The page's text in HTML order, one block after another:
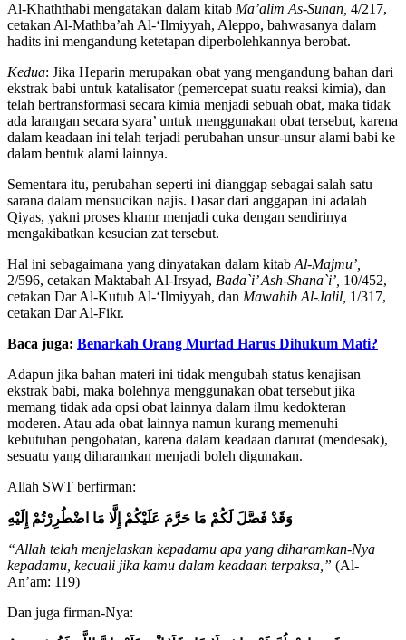
Al-Khaththabi mengatakan dalam kitab Ma’alim As-Sunan, 4/217,
cetakan Al-Mathba’ah Al-‘Ilmiyyah, Aleppo, bahwasanya dalam
hadits ini mengandung ketetapan diperbolehkannya berobat.
Kedua: Jika Heparin merupakan obat yang mengandung bahan dari
ekstrak babi untuk katalisator (pemercepat suatu reaksi kimia), dan
telah bertransformasi secara kimia menjadi sebuah obat, maka tidak
ada larangan secara syara’ untuk menggunakan obat tersebut, karena
dalam keadaan ini telah terjadi perubahan unsur-unsur alami babi ke
dalam bentuk alami lainnya.
Sementara itu, perubahan seperti ini dianggap sebagai salah satu
sarana dalam mensucikan najis. Dasar dari anggapan ini adalah
Qiyas, yakni proses khamr menjadi cuka dengan sendirinya
mengakibatkan kesucian zat tersebut.
Hal ini sebagaimana yang dinyatakan dalam kitab Al-Majmu’,
2/596, cetakan Maktabah Al-Irsyad, Bada`i’ Ash-Shana`i’, 10/452,
cetakan Dar Al-Kutub Al-‘Ilmiyyah, dan Mawahib Al-Jalil, 1/317,
cetakan Dar Al-Fikr.
Baca juga: Benarkah Orang Murtad Harus Dihukum Mati?
Adapun jika bahan materi ini tidak mengubah status kenajisan
ekstrak babi, maka bolehnya menggunakan obat tersebut jika
memang tidak ada opsi obat lainnya dalam ilmu kedokteran
moderen. Atau ada obat lainnya namun kurang memenuhi
kebutuhan pengobatan, karena dalam keadaan darurat (mendesak),
sesuatu yang diharamkan menjadi boleh digunakan.
Allah SWT berfirman:
وَقَدْ فَصَّلَ لَكُمْ مَا حَرَّمَ عَلَيْكُمْ إِلَّا مَا اضْطُرِرْتُمْ إِلَيْهِ
“Allah telah menjelaskan kepadamu apa yang diharamkan-Nya
kepadamu, kecuali jika kamu dalam keadaan terpaksa,” (Al-
An’am: 119)
Dan juga firman-Nya: